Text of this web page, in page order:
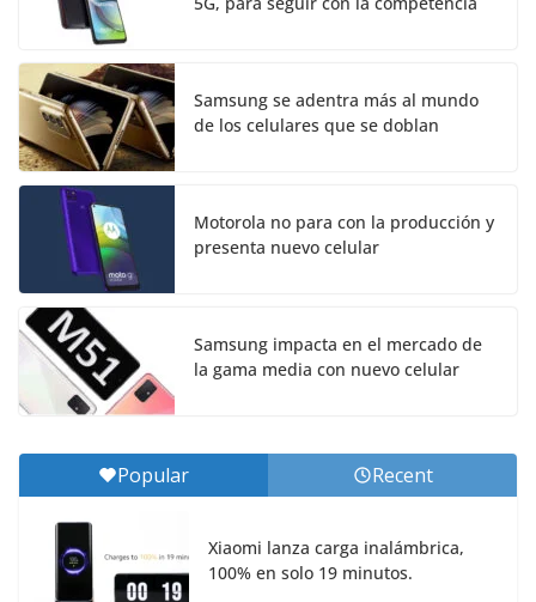
Samsung se adentra más al mundo
de los celulares que se doblan
Motorola no para con la producción y
presenta nuevo celular
Samsung impacta en el mercado de
la gama media con nuevo celular
Popular Recent
Xiaomi lanza carga inalámbrica,
100% en solo 19 minutos.